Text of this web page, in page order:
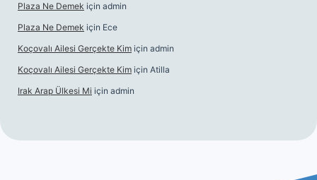
Plaza Ne Demek için admin
Plaza Ne Demek için Ece
Koçovalı Ailesi Gerçekte Kim için admin
Koçovalı Ailesi Gerçekte Kim için Atilla
Irak Arap Ülkesi Mi için admin